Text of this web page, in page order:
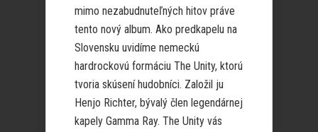
mimo nezabudnuteľných hitov práve
tento nový album. Ako predkapelu na
Slovensku uvidíme nemeckú
hardrockovú formáciu The Unity, ktorú
tvoria skúsení hudobníci. Založil ju
Henjo Richter, bývalý člen legendárnej
kapely Gamma Ray. The Unity vás